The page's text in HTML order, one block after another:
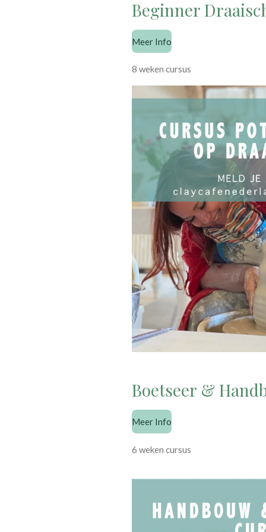
Beginner
Meer Info
8 weken cursus
Boetseer &
Meer Info
6 weken cursus